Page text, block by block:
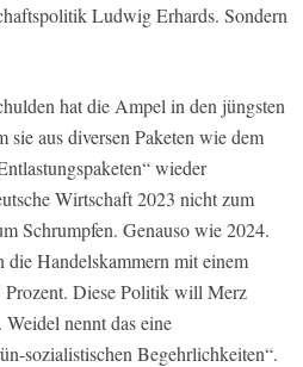
Ludwig Erhards. Sondern
hat die Ampel in den jüngsten
sie aus diversen Paketen wie dem
wieder
Wirtschaft 2023 nicht zum
Schrumpfen. Genauso wie 2024.
die Handelskammern mit einem
Prozent. Diese Politik will Merz
nennt das eine
sozialistischen Begehrlichkeiten“.